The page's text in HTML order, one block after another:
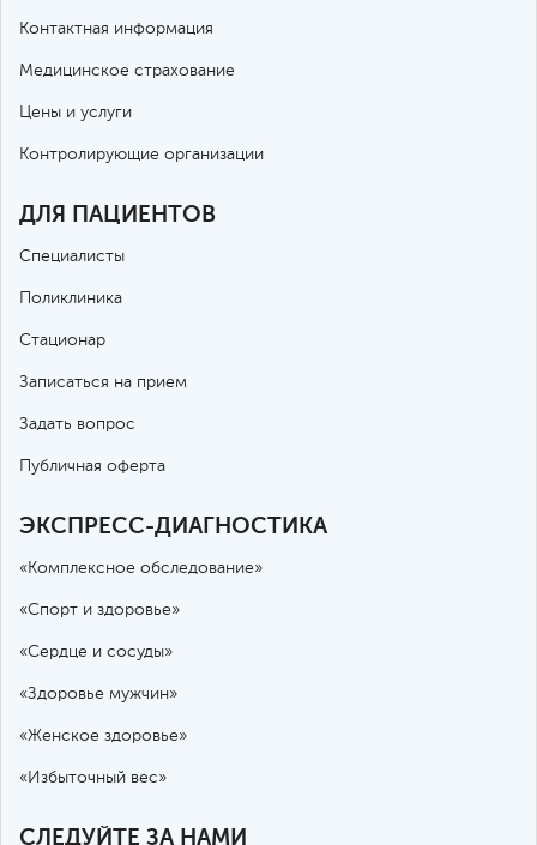
Контактная информация
Медицинское страхование
Цены и услуги
Контролирующие организации
ДЛЯ ПАЦИЕНТОВ
Специалисты
Поликлиника
Стационар
Записаться на прием
Задать вопрос
Публичная оферта
ЭКСПРЕСС-ДИАГНОСТИКА
«Комплексное обследование»
«Спорт и здоровье»
«Сердце и сосуды»
«Здоровье мужчин»
«Женское здоровье»
«Избыточный вес»
СЛЕДУЙТЕ ЗА НАМИ